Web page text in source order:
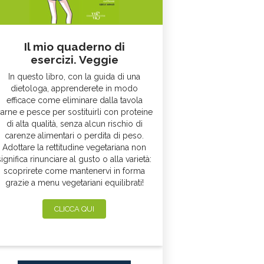
Il mio quaderno di
esercizi. Veggie
In questo libro, con la guida di una
dietologa, apprenderete in modo
efficace come eliminare dalla tavola
e pesce per sostituirli con proteine
di alta qualità, senza alcun rischio di
carenze alimentari o perdita di peso.
Adottare la rettitudine vegetariana non
rinunciare al gusto o alla varietà:
scoprirete come mantenervi in forma
grazie a menu vegetariani equilibrati!
CLICCA QUI